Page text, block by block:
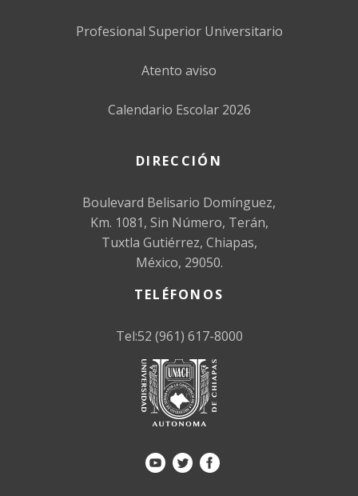
Profesional Superior Universitario
Atento aviso
Calendario Escolar 2026
DIRECCIÓN
Boulevard Belisario Domínguez,
Km. 1081, Sin Número, Terán,
Tuxtla Gutiérrez, Chiapas,
México, 29050.
TELÉFONOS
Tel:52 (961) 617-8000